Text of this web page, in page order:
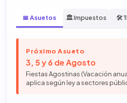
📅 Asuetos 🏛️ Impuestos 🛠️
Próximo Asueto
3, 5 y 6 de Agosto
Fiestas Agostinas (Vacación
aplica según ley a sectores